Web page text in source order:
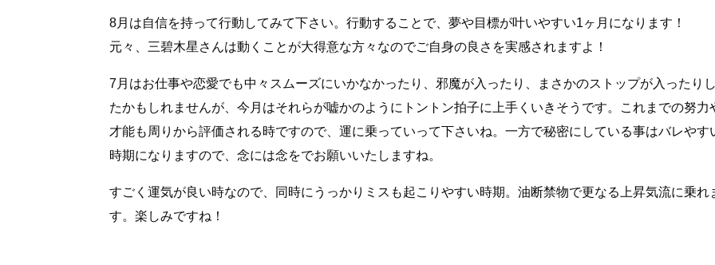
8月は自信を持って行動してみて下さい。行動することで、夢や目標が叶いやすい1ヶ月になります！
元々、三碧木星さんは動くことが大得意な方々なのでご自身の良さを実感されますよ！
7月はお仕事や恋愛でも中々スムーズにいかなかったり、邪魔が入ったり、まさかのストップが入ったりし
たかもしれませんが、今月はそれらが嘘かのようにトントン拍子に上手くいきそうです。これまでの努力
才能も周りから評価される時ですので、運に乗っていって下さいね。一方で秘密にしている事はバレやす
時期になりますので、念には念をでお願いいたしますね。
すごく運気が良い時なので、同時にうっかりミスも起こりやすい時期。油断禁物で更なる上昇気流に乗れ
す。楽しみですね！